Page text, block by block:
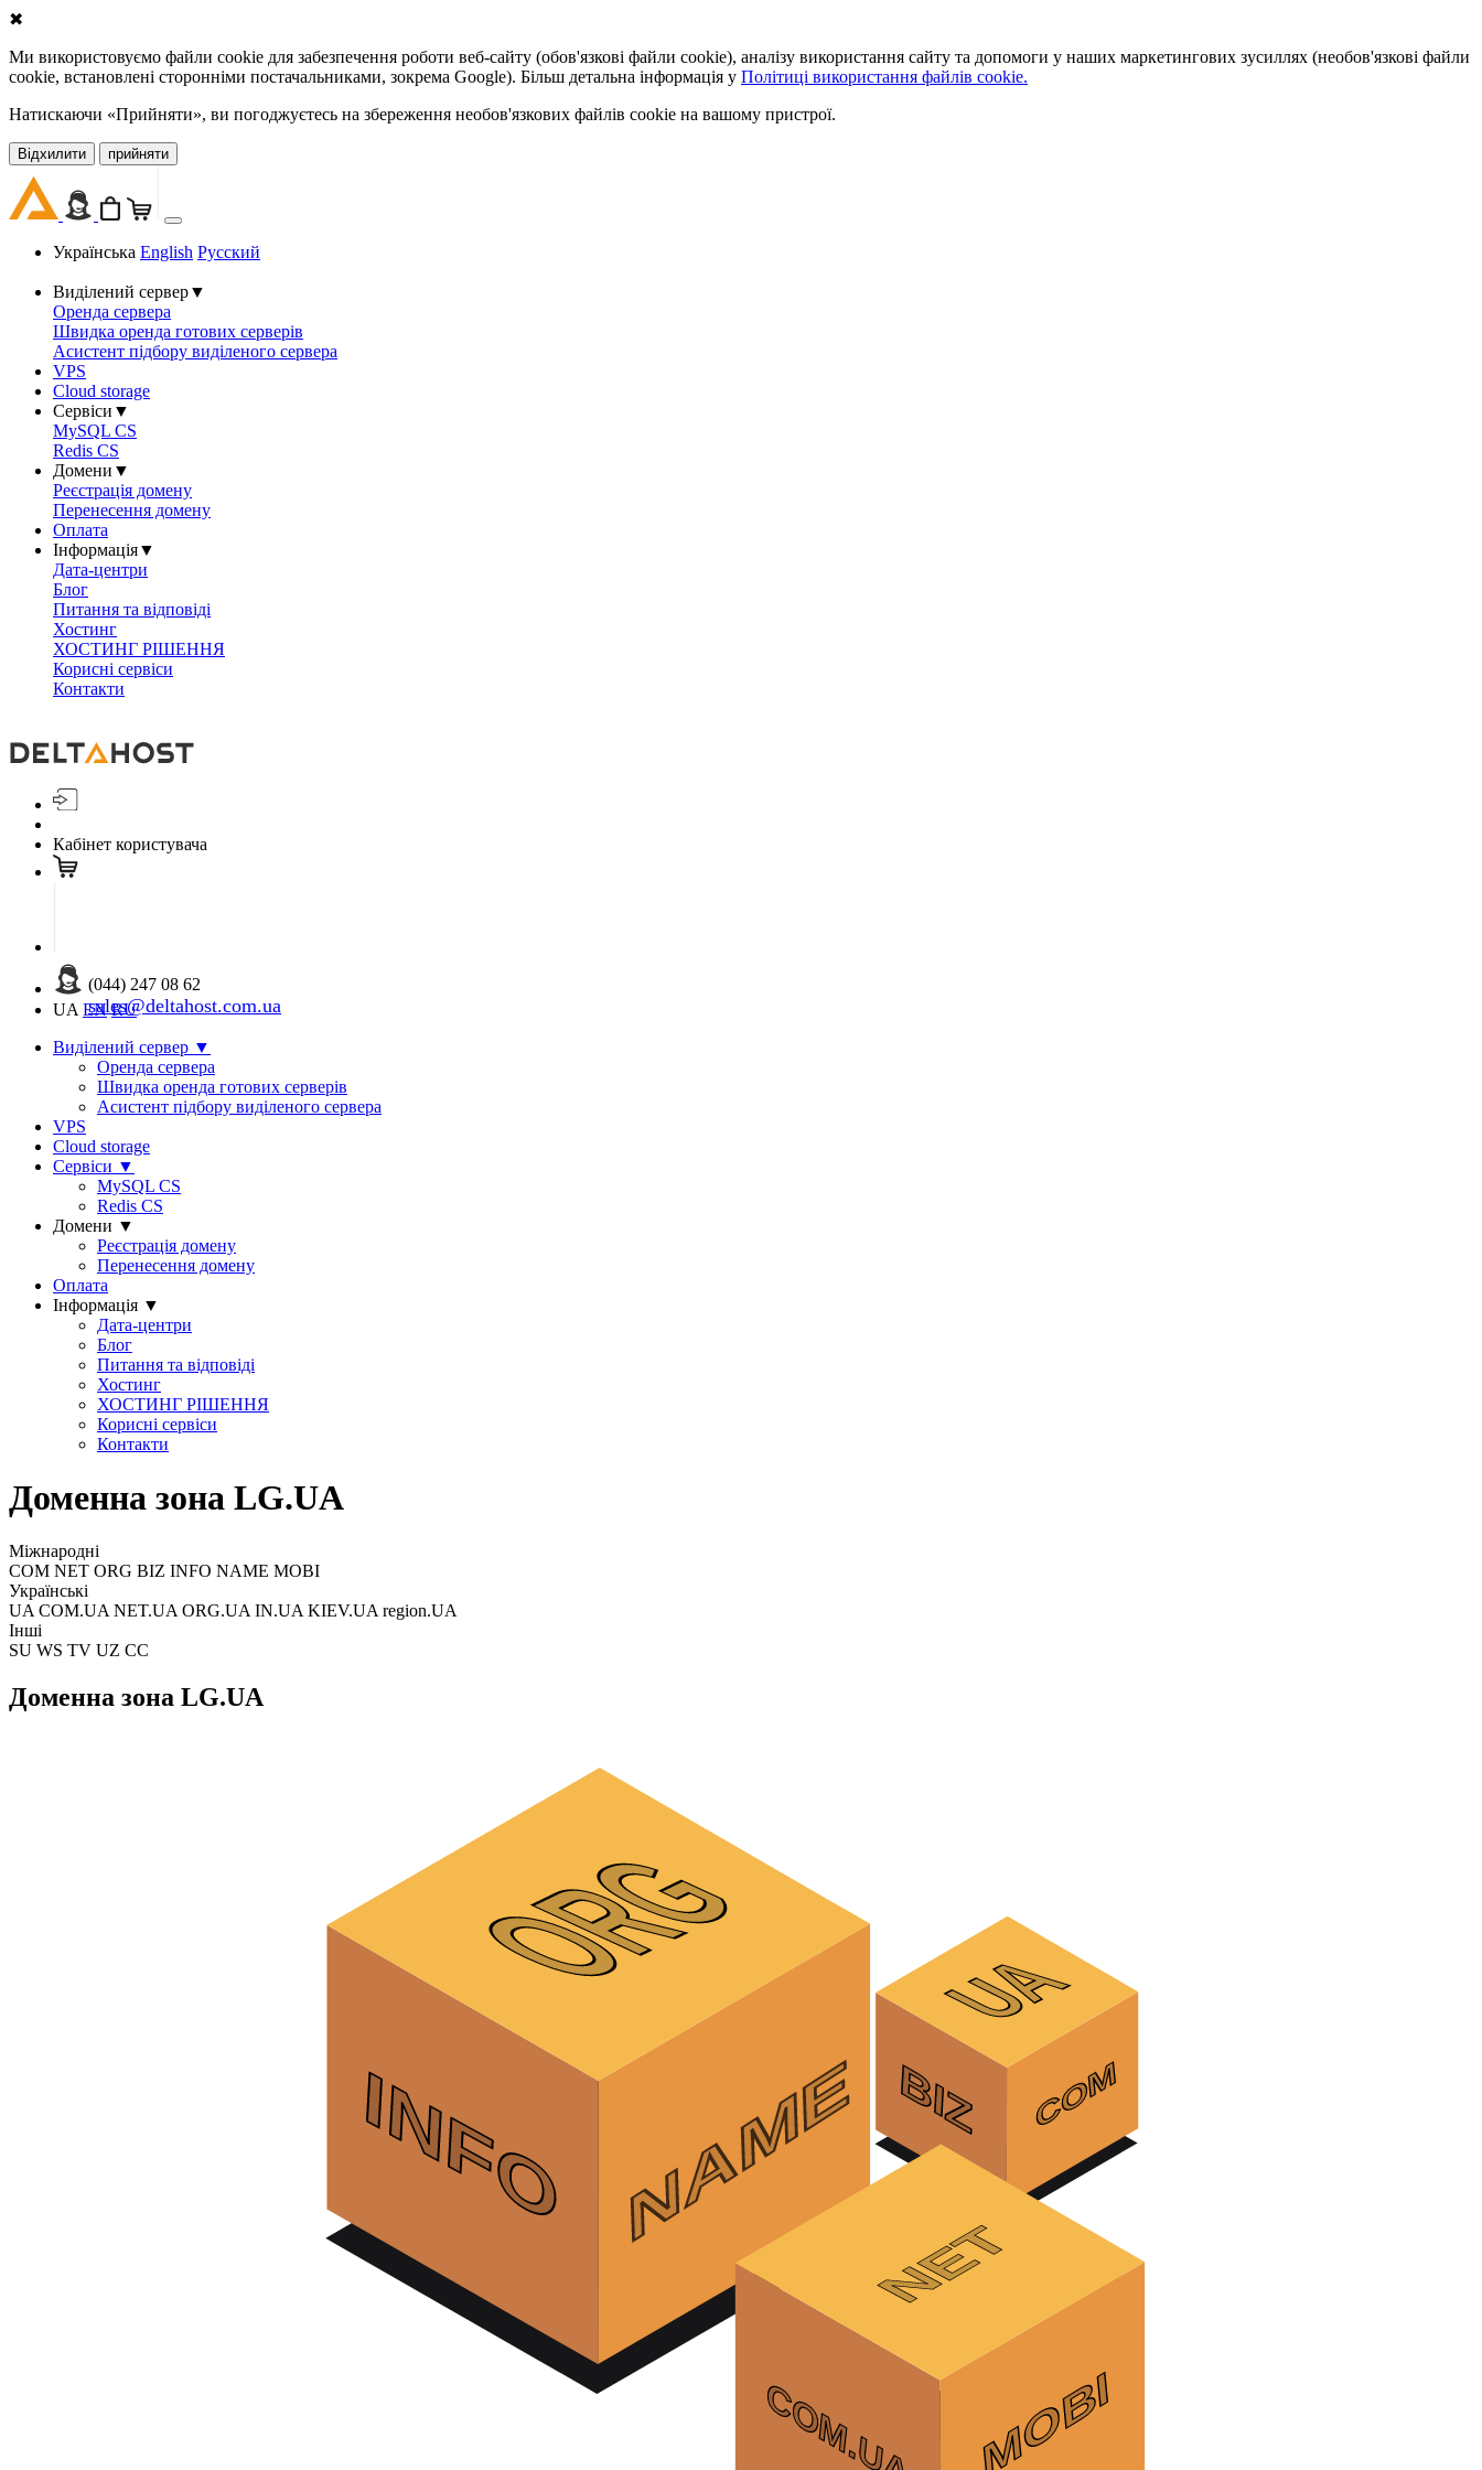
✖
Ми використовуємо файли cookie для забезпечення роботи веб-сайту (обов'язкові файли cookie), аналізу використання сайту та допомоги у наших маркетингових зусиллях (необов'язкові файли
cookie, встановлені сторонніми постачальниками, зокрема Google). Більш детальна інформація у Політиці використання файлів cookie.
Натискаючи «Прийняти», ви погоджуєтесь на збереження необов'язкових файлів cookie на вашому пристрої.
Відхилити прийняти
Українська English Русский
Виділений сервер▼
Оренда сервера
Швидка оренда готових серверів
Асистент підбору виділеного сервера
VPS
Cloud storage
Сервіси ▼
MySQL CS
Redis CS
Домени ▼
Реєстрація домену
Перенесення домену
Оплата
Інформація▼
Дата-центри
Блог
Питання та відповіді
Хостинг
ХОСТИНГ РІШЕННЯ
Корисні сервіси
Контакти
Кабінет користувача
(044) 247 08 62
sales@deltahost.com.ua
UA EN RU
Виділений сервер ▼
Оренда сервера
Швидка оренда готових серверів
Асистент підбору виділеного сервера
VPS
Cloud storage
Сервіси ▼
MySQL CS
Redis CS
Домени ▼
Реєстрація домену
Перенесення домену
Оплата
Інформація ▼
Дата-центри
Блог
Питання та відповіді
Хостинг
ХОСТИНГ РІШЕННЯ
Корисні сервіси
Контакти
Доменна зона LG.UA
Міжнародні
COM NET ORG BIZ INFO NAME MOBI
Українські
UA COM.UA NET.UA ORG.UA IN.UA KIEV.UA region.UA
Інші
SU WS TV UZ CC
Доменна зона LG.UA